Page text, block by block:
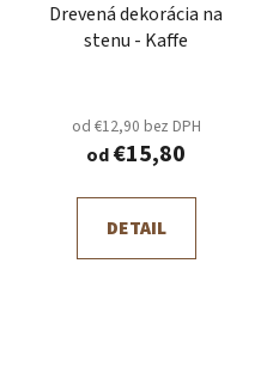
Drevená dekorácia na
stenu - Kaffe
od €12,90 bez DPH
od€15,80
DETAIL